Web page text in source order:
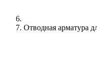
Отводная арматура